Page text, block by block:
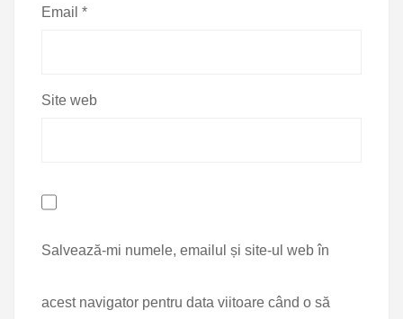
Email *
Site web
Salvează-mi numele, emailul și site-ul web în
acest navigator pentru data viitoare când o să